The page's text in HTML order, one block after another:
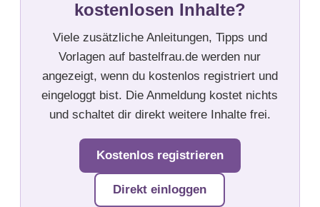
kostenlosen Inhalte?
Viele zusätzliche Anleitungen, Tipps und
Vorlagen auf bastelfrau.de werden nur
angezeigt, wenn du kostenlos registriert und
eingeloggt bist. Die Anmeldung kostet nichts
und schaltet dir direkt weitere Inhalte frei.
Kostenlos registrieren
Direkt einloggen